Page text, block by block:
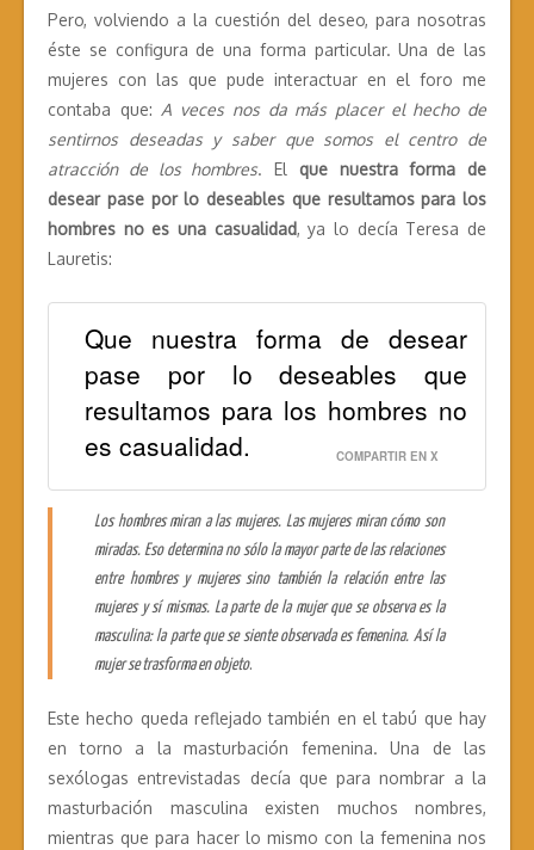
Pero, volviendo a la cuestión del deseo, para nosotras
éste se configura de una forma particular. Una de las
mujeres con las que pude interactuar en el foro me
contaba que: A veces nos da más placer el hecho de
sentirnos deseadas y saber que somos el centro de
atracción de los hombres. El que nuestra forma de
desear pase por lo deseables que resultamos para los
hombres no es una casualidad, ya lo decía Teresa de
Lauretis:
Que nuestra forma de desear
pase por lo deseables que
resultamos para los hombres no
es casualidad.
COMPARTIR EN X
Los hombres miran a las mujeres. Las mujeres miran cómo son
miradas. Eso determina no sólo la mayor parte de las relaciones
entre hombres y mujeres sino también la relación entre las
mujeres y sí mismas. La parte de la mujer que se observa es la
masculina: la parte que se siente observada es femenina. Así la
mujer se trasforma en objeto.
Este hecho queda reflejado también en el tabú que hay
en torno a la masturbación femenina. Una de las
sexólogas entrevistadas decía que para nombrar a la
masturbación masculina existen muchos nombres,
mientras que para hacer lo mismo con la femenina nos